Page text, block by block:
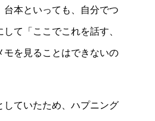
本といっても、自分でつ
て「ここでこれを話す、
を見ることはできないの
ていたため、ハプニング